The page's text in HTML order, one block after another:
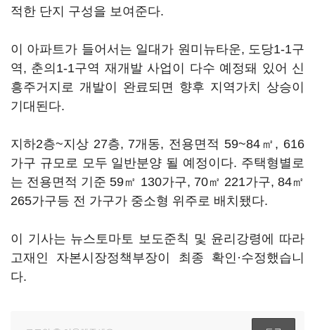
적한 단지 구성을 보여준다.
이 아파트가 들어서는 일대가 원미뉴타운, 도당1-1구
역, 춘의1-1구역 재개발 사업이 다수 예정돼 있어 신
흥주거지로 개발이 완료되면 향후 지역가치 상승이
기대된다.
지하2층~지상 27층, 7개동, 전용면적 59~84㎡, 616
가구 규모로 모두 일반분양 될 예정이다. 주택형별로
는 전용면적 기준 59㎡ 130가구, 70㎡ 221가구, 84㎡
265가구등 전 가구가 중소형 위주로 배치됐다.
이 기사는 뉴스토마토 보도준칙 및 윤리강령에 따라
고재인 자본시장정책부장이 최종 확인·수정했습니
다.